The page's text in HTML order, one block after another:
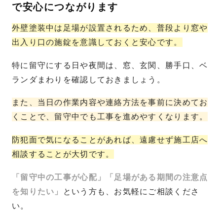
で安心につながります
外壁塗装中は足場が設置されるため、普段より窓や
出入り口の施錠を意識しておくと安心です。
特に留守にする日や夜間は、窓、玄関、勝手口、ベ
ランダまわりを確認しておきましょう。
また、当日の作業内容や連絡方法を事前に決めてお
くことで、留守中でも工事を進めやすくなります。
防犯面で気になることがあれば、遠慮せず施工店へ
相談することが大切です。
「留守中の工事が心配」「足場がある期間の注意点
を知りたい」
という方も、お気軽にご相談くださ
い。